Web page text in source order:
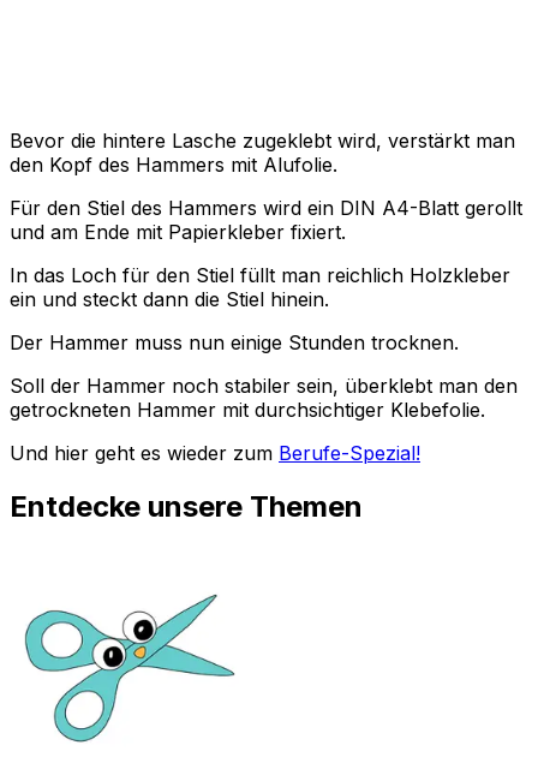
Bevor die hintere Lasche zugeklebt wird, verstärkt man
den Kopf des Hammers mit Alufolie.
Für den Stiel des Hammers wird ein DIN A4-Blatt gerollt
und am Ende mit Papierkleber fixiert.
In das Loch für den Stiel füllt man reichlich Holzkleber
ein und steckt dann die Stiel hinein.
Der Hammer muss nun einige Stunden trocknen.
Soll der Hammer noch stabiler sein, überklebt man den
getrockneten Hammer mit durchsichtiger Klebefolie.
Und hier geht es wieder zum Berufe-Spezial!
Entdecke unsere Themen